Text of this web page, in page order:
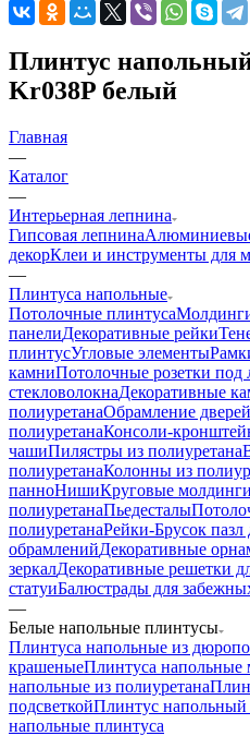
Плинтус
Kr038P белый
Главная
—
Каталог
—
Интерьерная лепнина
Гипсовая лепнина
декорКлеи и инструменты для
—
Плинтуса напольные
Потолочные плинтуса
панелиДекоративные рейки
плинтусУгловые элементы
камниПотолочные розетки под
стекловолокнаДекоративные
полиуретанаОбрамление дверей
полиуретанаКонсоли-
чашиПилястры из полиуретана
полиуретанаКолонны из
панноНишиКруговые
полиуретанаПьедесталы
полиуретанаРейки-Брусок
обрамленийДекоративные
зеркалДекоративные решетки
статуиБалюстрады для
—
Белые напольные плинтусы
Плинтуса напольные из
крашеныеПлинтуса напольные
напольные из полиуретана
подсветкойПлинтус
напольные плинтуса